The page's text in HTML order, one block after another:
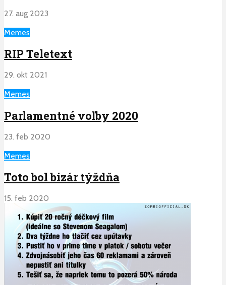
27. aug 2023
Memes
RIP Teletext
29. okt 2021
Memes
Parlamentné voľby 2020
23. feb 2020
Memes
Toto bol bizár týždňa
15. feb 2020